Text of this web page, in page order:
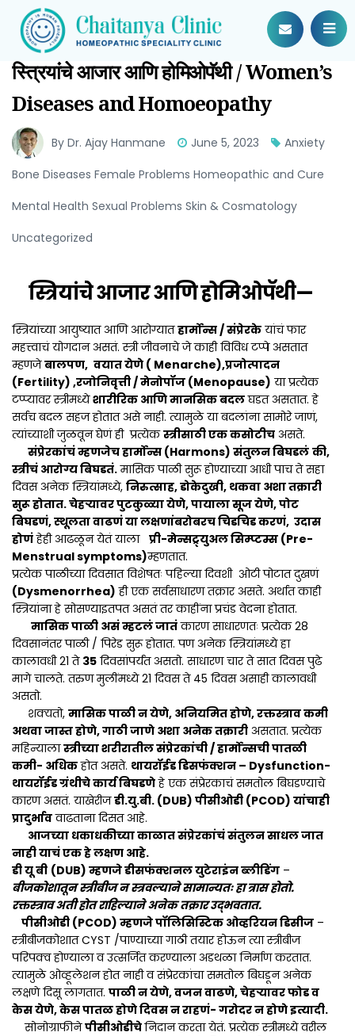
स्त्रियांचे आजार आणि होमिओपॅथी / Women’s
Diseases and Homoeopathy
By Dr. Ajay Hanmane June 5, 2023
Anxiety
Bone Diseases Female Problems Homeopathic and Cure
Mental Health Sexual Problems Skin & Cosmatology
Uncategorized
स्त्रियांचे आजार आणि होमिओपॅथी—
स्त्रियांच्या आयुष्यात आणि आरोग्यातहार्मोन्स / संप्रेरके यांचं फार
महत्त्वाचं योगदान असतं. स्त्री जीवनाचे जे काही विविध टप्पे असतात
म्हणजेबालपण, वयात येणे ( Menarche),प्रजोत्पादन
(Fertility) ,रजोनिवृत्ती / मेनोपॉज (Menopause) या प्रत्येक
टप्प्यावर स्त्रीमध्येशारीरिक आणि मानसिक बदलघडत असतात. हे
सर्वच बदल सहज होतात असे नाही. त्यामुळे या बदलांना सामोरे जाणं,
त्यांच्याशी जुळवून घेणं ही प्रत्येकस्त्रीसाठी एक कसोटीच असते.
संप्रेरकांचं म्हणजेच हार्मोन्स (Harmons) संतुलन बिघडलं की,
स्त्रीचं आरोग्य बिघडतं.मासिक पाळी सुरू होण्याच्या आधी पाच ते सहा
दिवस अनेक स्त्रियांमध्ये, निरुत्साह, डोकेदुखी, थकवा अशा तक्रारी
सुरू होतात. चेहऱ्यावर पुटकुळ्या येणे, पायाला सूज येणे, पोट
बिघडणं, स्थूलता वाढणं या लक्षणांबरोबरच चिडचिड करणं, उदास
होणंहेही आढळून येतं याला प्री-मेन्सट्र्युअल सिम्प्टम्स (Pre-
Menstrual symptoms)म्हणतात.
प्रत्येक पाळीच्या दिवसात विशेषतः पहिल्या दिवशी ओटी पोटात दुखणं
(Dysmenorrhea) ही एक सर्वसाधारण तक्रार असते. अर्थात काही
स्त्रियांना हे सोसण्याइतपत असतं तर काहींना प्रचंड वेदना होतात.
मासिक पाळी असं म्हटलं जातंकारण साधारणतः प्रत्येक 28
दिवसानंतर पाळी / पिरेड सुरू होतात. पण अनेक स्त्रियांमध्ये हा
कालावधी 21 ते 35 दिवसांपर्यंत असतो. साधारण चार ते सात दिवस पुढे
मागे चालते. तरुण मुलींमध्ये 21 दिवस ते 45 दिवस असाही कालावधी
असतो.
शक्यतो, मासिक पाळी न येणे, अनियमित होणे, रक्तस्त्राव कमी
अथवा जास्त होणे, गाठी जाणे अशा अनेक तक्रारी असतात. प्रत्येक
महिन्यालास्त्रीच्या शरीरातील संप्रेरकांची / हार्मोन्सची पातळी
कमी- अधिकहोत असते. थायरॉईड डिसफंक्शन – Dysfunction-
थायरॉईड ग्रंथीचे कार्य बिघडणेहे एक संप्रेरकाचं समतोल बिघडण्याचे
कारण असतं. याखेरीजडी.यु.बी. (DUB) पीसीओडी (PCOD) यांचाही
प्रादुर्भाववाढताना दिसत आहे.
आजच्या धकाधकीच्या काळात संप्रेरकांचं संतुलन साधल जात
नाही याचं एक हे लक्षण आहे.
डी यू बी (DUB) म्हणजे डीसफंक्शनल युटेराइंन ब्लीडिंग –
बीजकोशातून स्त्रीबीज न स्त्रवल्याने सामान्यतः हा त्रास होतो.
रक्तस्त्राव अती होत राहिल्याने अनेक तक्रार उद्भवतात.
पीसीओडी (PCOD) म्हणजे पॉलिसिस्टिक ओव्हरियन डिसीज –
स्त्रीबीजकोशात CYST /पाण्याच्या गाठी तयार होऊन त्या स्त्रीबीज
परिपक्व होण्याला व उत्सर्जित करण्याला अडथळा निर्माण करतात.
त्यामुळे ओव्हूलेशन होत नाही व संप्रेरकांचा समतोल बिघडून अनेक
लक्षणे दिसू लागतात. पाळी न येणे, वजन वाढणे, चेहऱ्यावर फोड व
केस येणे, केस पातळ होणे दिवस न राहणं- गरोदर न होणे इत्यादी.
सोनोग्राफीनेपीसीओडीचेनिदान करता येतं. प्रत्येक स्त्रीमध्ये वरील